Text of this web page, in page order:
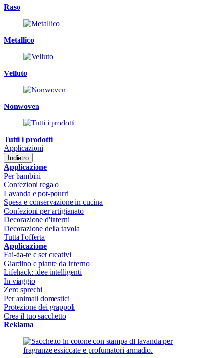
Raso
Metallico
Velluto
Nonwoven
Tutti i prodotti
Applicazioni
Indietro
Applicazione
Per bambini
Confezioni regalo
Lavanda e pot-pourri
Spesa e conservazione in cucina
Confezioni per artigianato
Decorazione d'interni
Decorazione della tavola
Tutta l'offerta
Applicazione
Fai-da-te e set creativi
Giardino e piante da interno
Lifehack: idee intelligenti
In viaggio
Zero sprechi
Per animali domestici
Protezione dei grappoli
Crea il tuo sacchetto
Reklama